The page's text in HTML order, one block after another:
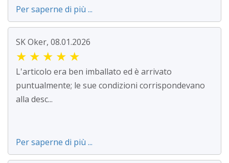
Per saperne di più ...
SK Oker, 08.01.2026
★ ★ ★ ★ ★
L'articolo era ben imballato ed è arrivato
puntualmente; le sue condizioni corrispondevano
alla desc...
Per saperne di più ...